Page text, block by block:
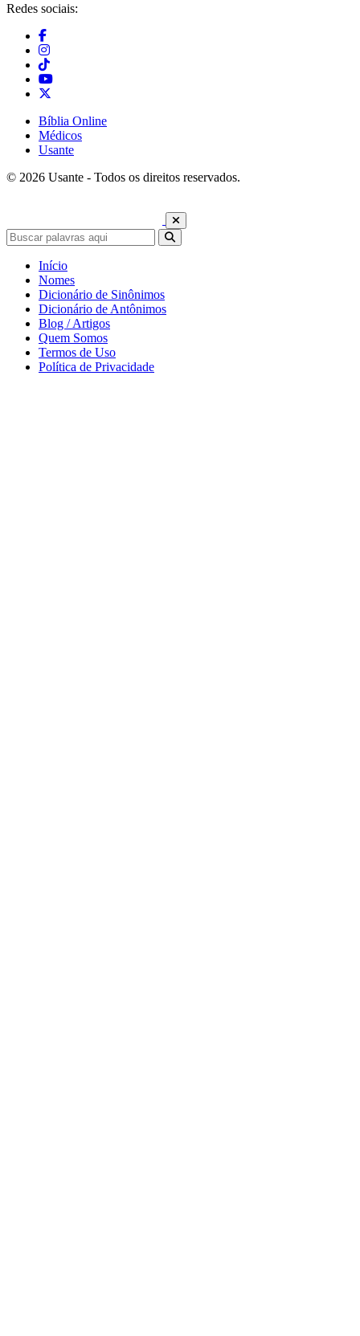
Redes sociais:
Bíblia Online
Médicos
Usante
© 2026 Usante - Todos os direitos reservados.
Início
Nomes
Dicionário de Sinônimos
Dicionário de Antônimos
Blog / Artigos
Quem Somos
Termos de Uso
Política de Privacidade